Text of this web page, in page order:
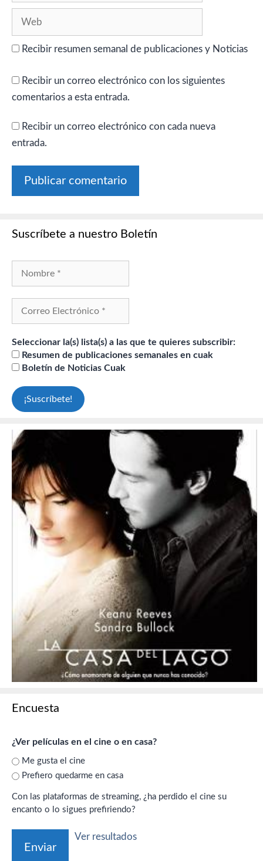
Recibir resumen semanal de publicaciones y Noticias
Recibir un correo electrónico con los siguientes
comentarios a esta entrada.
Recibir un correo electrónico con cada nueva
entrada.
Suscríbete a nuestro Boletín
Seleccionar la(s) lista(s) a las que te quieres subscribir:
Resumen de publicaciones semanales en cuak
Boletín de Noticias Cuak
Encuesta
¿Ver películas en el cine o en casa?
Me gusta el cine
Prefiero quedarme en casa
Con las plataformas de streaming, ¿ha perdido el cine su
encanto o lo sigues prefiriendo?
Ver resultados